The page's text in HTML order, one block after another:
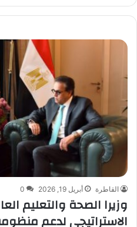
القاطرة أبريل 19, 2026 0
وزيرا الصحة والتعليم
الاستراتيجي لدعم